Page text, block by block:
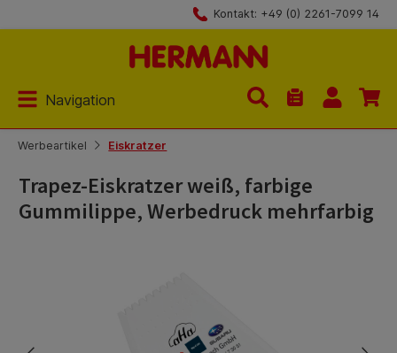
Kontakt: +49 (0) 2261-7099 14
Navigation
Du hast 0
Werbeartikel Eiskratzer
Trapez-Eiskratzer weiß, farbige
Gummilippe, Werbedruck mehrfarbig